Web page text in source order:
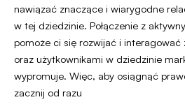
nawiązać znaczące i wiarygodne
w tej dziedzinie. Połączenie z
pomoże ci się rozwijać i interagować
oraz użytkownikami w dziedzinie
wypromuje. Więc, aby osiągnąć
zacznij od razu